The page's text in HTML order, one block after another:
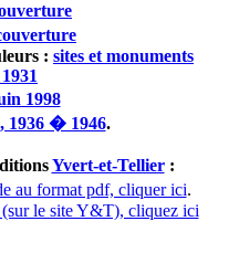
: sites et monuments
1998
1936 � 1946.
Yvert-et-Tellier:
au format pdf, cliquer ici.
le site Y&T), cliquez ici